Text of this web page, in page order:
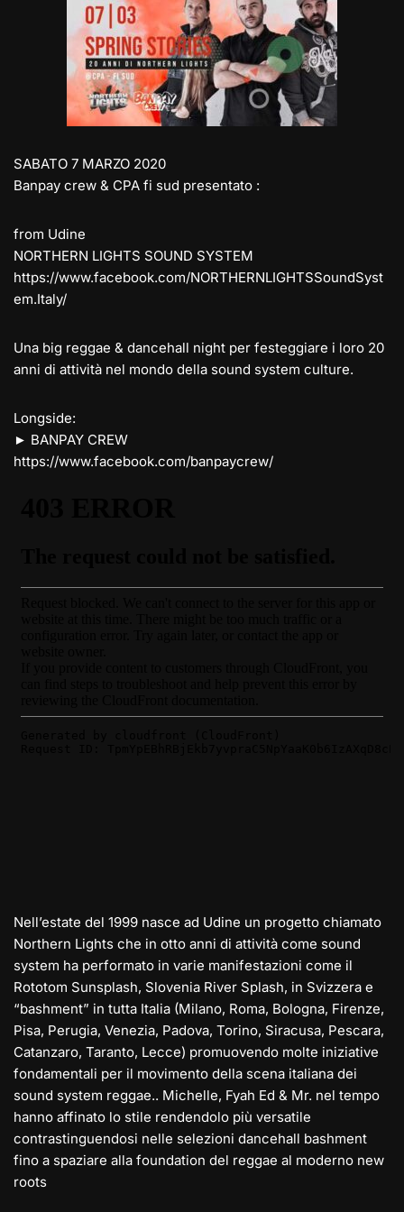
a
m
d
o
n
A
p
p
b
o
o
k
Li
n
k
SABATO 7 MARZO 2020
Banpay crew & CPA fi sud presentato :
from Udine
NORTHERN LIGHTS SOUND SYSTEM
https://www.facebook.com/NORTHERNLIGHTSSoundSyst
em.Italy/
Una big reggae & dancehall night per festeggiare i loro 20
anni di attività nel mondo della sound system culture.
Longside:
► BANPAY CREW
https://www.facebook.com/banpaycrew/
Nell’estate del 1999 nasce ad Udine un progetto chiamato
Northern Lights che in otto anni di attività come sound
system ha performato in varie manifestazioni come il
Rototom Sunsplash, Slovenia River Splash, in Svizzera e
“bashment” in tutta Italia (Milano, Roma, Bologna, Firenze,
Pisa, Perugia, Venezia, Padova, Torino, Siracusa, Pescara,
Catanzaro, Taranto, Lecce) promuovendo molte iniziative
fondamentali per il movimento della scena italiana dei
sound system reggae.. Michelle, Fyah Ed & Mr. nel tempo
hanno affinato lo stile rendendolo più versatile
contrastinguendosi nelle selezioni dancehall bashment
fino a spaziare alla foundation del reggae al moderno new
roots